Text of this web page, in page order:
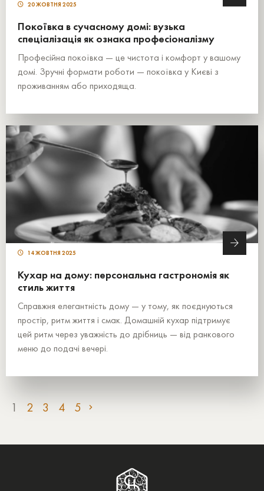
20 ЖОВТНЯ 2025
Покоївка в сучасному домі: вузька
спеціалізація як ознака професіоналізму
Професійна покоївка — це чистота і комфорт у вашому
домі. Зручні формати роботи — покоївка у Києві з
проживанням або приходяща.
14 ЖОВТНЯ 2025
Кухар на дому: персональна гастрономія як
стиль життя
Справжня елегантність дому — у тому, як поєднуються
простір, ритм життя і смак. Домашній кухар підтримує
цей ритм через уважність до дрібниць — від ранкового
меню до подачі вечері.
1 2 3 4 5